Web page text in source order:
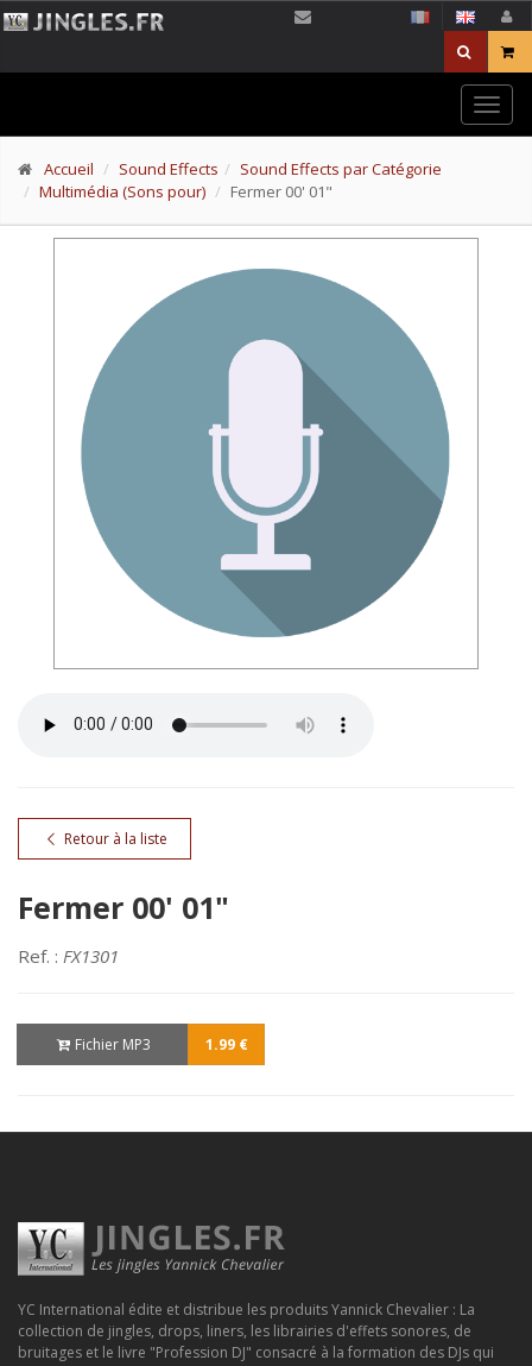
Accueil Sound Effects
Sound Effects par Catégorie
Multimédia (Sons pour)
Fermer 00' 01"
Retour à la liste
Fermer 00' 01"
Ref. : FX1301
Fichier MP3 1.99 €
YC International édite et distribue les produits Yannick Chevalier : La
collection de jingles, drops, liners, les librairies d'effets sonores, de
bruitages et le livre "Profession DJ" consacré à la formation des DJs qui